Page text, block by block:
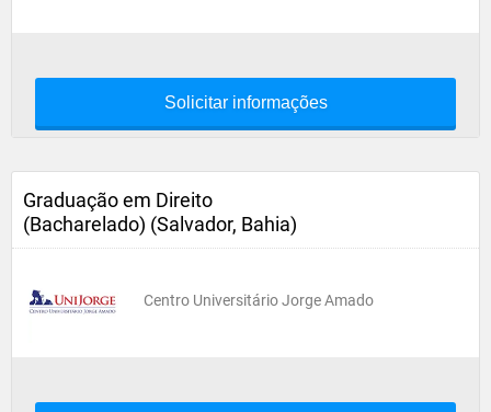
Solicitar informações
Graduação em Direito
(Bacharelado) (Salvador, Bahia)
Centro Universitário Jorge Amado